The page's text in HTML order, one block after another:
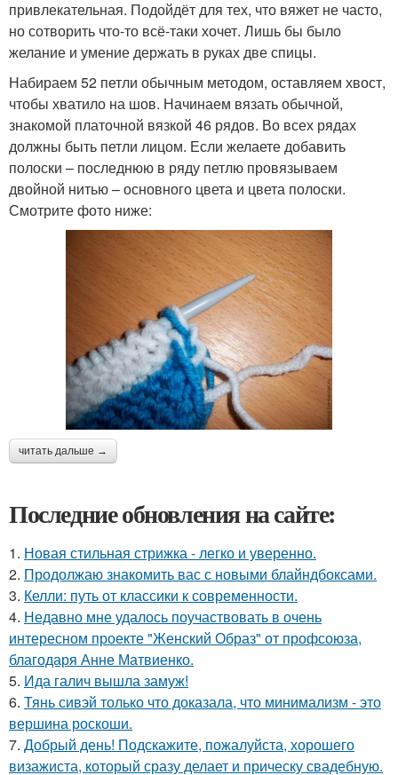
привлекательная. Подойдёт для тех, что вяжет не часто,
но сотворить что-то всё-таки хочет. Лишь бы было
желание и умение держать в руках две спицы.
Набираем 52 петли обычным методом, оставляем хвост,
чтобы хватило на шов. Начинаем вязать обычной,
знакомой платочной вязкой 46 рядов. Во всех рядах
должны быть петли лицом. Если желаете добавить
полоски – последнюю в ряду петлю провязываем
двойной нитью – основного цвета и цвета полоски.
Смотрите фото ниже:
читать дальше →
Последние обновления на сайте:
1. Новая стильная стрижка - легко и уверенно.
2. Продолжаю знакомить вас с новыми блайндбоксами.
3. Келли: путь от классики к современности.
4. Недавно мне удалось поучаствовать в очень
интересном проекте "Женский Образ" от профсоюза,
благодаря Анне Матвиенко.
5. Ида галич вышла замуж!
6. Тянь сивэй только что доказала, что минимализм - это
вершина роскоши.
7. Добрый день! Подскажите, пожалуйста, хорошего
визажиста, который сразу делает и прическу свадебную.